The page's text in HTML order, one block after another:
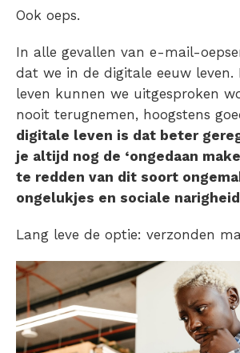
Ook oeps.
In alle gevallen van e-mail-
dat we in de digitale eeuw leven.
leven kunnen we uitgesproken
nooit terugnemen, hoogstens
digitale leven is dat beter
je altijd nog de ‘ongedaan
te redden van dit soort
ongelukjes en sociale
Lang leve de optie: verzonden